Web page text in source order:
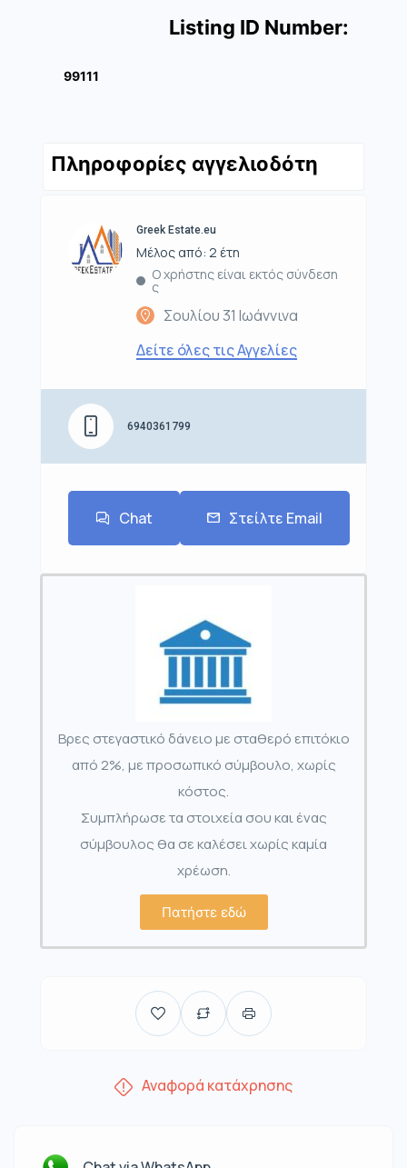
Listing ID Number:
99111
Πληροφορίες αγγελιοδότη
Greek Estate.eu
Μέλος από: 2 έτη
Ο χρήστης είναι εκτός σύνδεση
ς
Σουλίου 31 Ιωάννινα
Δείτε όλες τις Αγγελίες
6940361799
Chat Στείλτε Email
Βρες στεγαστικό δάνειο με σταθερό επιτόκιο
από 2%, με προσωπικό σύμβουλο, χωρίς
κόστος.
Συμπλήρωσε τα στοιχεία σου και ένας
σύμβουλος θα σε καλέσει χωρίς καμία
χρέωση.
Πατήστε εδώ
Αναφορά κατάχρησης